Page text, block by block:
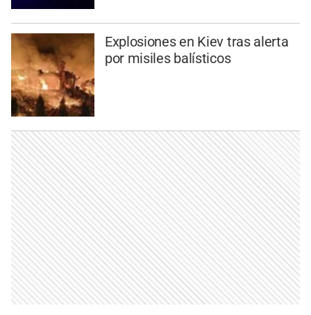
Explosiones en Kiev tras alerta
por misiles balísticos